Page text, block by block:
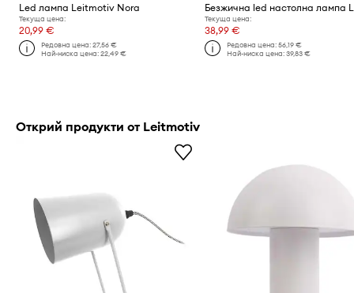
Led лампа Leitmotiv Nora
Текуща цена:
20,99 €
Редовна цена:27,56 €
Най-ниска цена:22,49 €
Текуща цена:
38,99 €
Редовна цена: 56,19 €
Най-ниска цена: 39,83 €
Открий продукти от Leitmotiv